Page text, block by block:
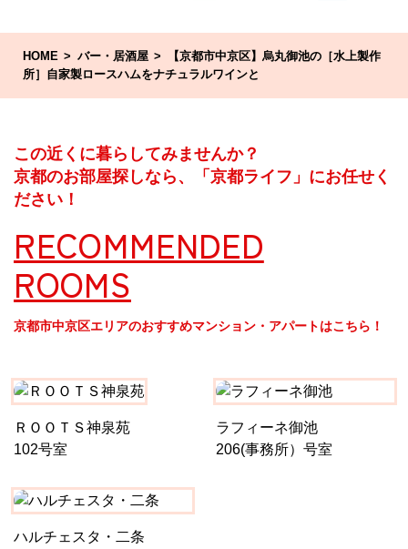
HOME バー・居酒屋
【京都市中京区】烏丸御池の［水上製作
所］自家製ロースハムをナチュラルワインと
この近くに暮らしてみませんか？
京都のお部屋探しなら、「京都ライフ」にお任せく
ださい！
RECOMMENDED
ROOMS
京都市中京区エリアのおすすめマンション・アパートはこちら！
ＲＯＯＴＳ神泉苑
102号室
ラフィーネ御池
206(事務所）号室
ハルチェスタ・二条